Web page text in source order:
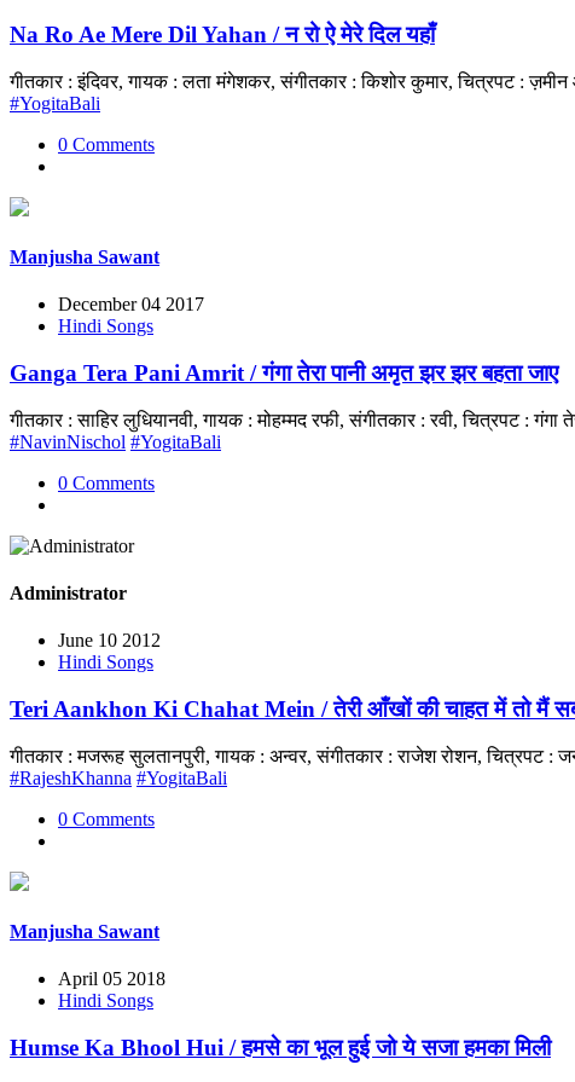
Na Ro Ae Mere Dil Yahan / न रो ऐ मेरे दिल यहाँ
गीतकार : इंदिवर, गायक : लता मंगेशकर, संगीतकार : किशोर कुमार, चित्रपट :
#YogitaBali
0 Comments
Manjusha Sawant
December 04 2017
Hindi Songs
Ganga Tera Pani Amrit / गंगा तेरा पानी अमृत झर झर बहता जाए
गीतकार : साहिर लुधियानवी, गायक : मोहम्मद रफी, संगीतकार : रवी, चित्रपट :
#NavinNischol #YogitaBali
0 Comments
Administrator
June 10 2012
Hindi Songs
Teri Aankhon Ki Chahat Mein / तेरी आँखों की चाहत में तो मैं
गीतकार : मजरूह सुलतानपुरी, गायक : अन्वर, संगीतकार : राजेश रोशन, चित्रपट :
#RajeshKhanna #YogitaBali
0 Comments
Manjusha Sawant
April 05 2018
Hindi Songs
Humse Ka Bhool Hui / हमसे का भूल हुई जो ये सजा हमका मिली